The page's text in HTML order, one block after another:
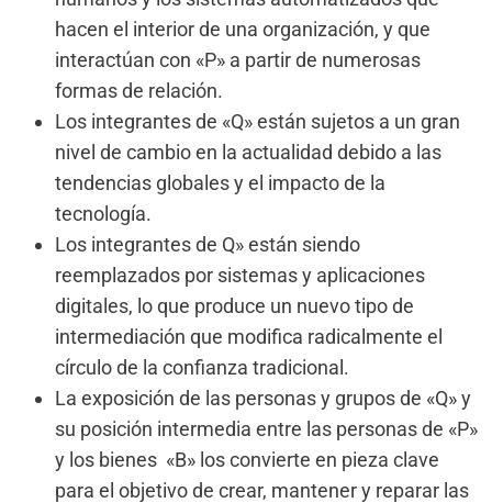
hacen el interior de una organización, y que
interactúan con «P» a partir de numerosas
formas de relación.
Los integrantes de «Q» están sujetos a un gran
nivel de cambio en la actualidad debido a las
tendencias globales y el impacto de la
tecnología.
Los integrantes de Q» están siendo
reemplazados por sistemas y aplicaciones
digitales, lo que produce un nuevo tipo de
intermediación que modifica radicalmente el
círculo de la confianza tradicional.
La exposición de las personas y grupos de «Q» y
su posición intermedia entre las personas de «P»
y los bienes «B» los convierte en pieza clave
para el objetivo de crear, mantener y reparar las